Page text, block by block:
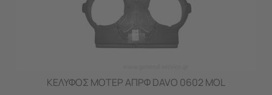
ΚΕΛΥΦΟΣ ΜΟΤΕΡ ΑΠΡΦ DAVO 0602 MOL